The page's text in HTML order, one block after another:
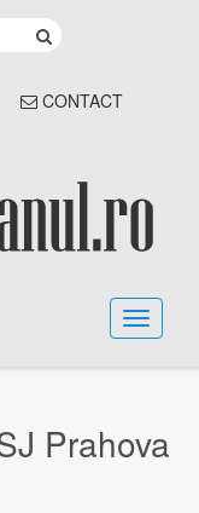
CONTACT
Prahova